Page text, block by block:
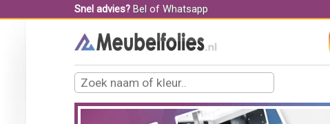
Snel advies? Belof Whatsapp